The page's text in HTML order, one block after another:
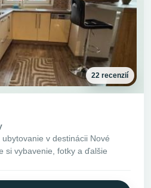
22 recenzií
v destinácii Nové
si vybavenie, fotky a ďalšie